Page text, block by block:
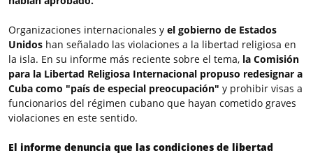
Organizaciones internacionales y el gobierno de Estados
Unidos han señalado las violaciones a la libertad religiosa en
la isla. En su informe más reciente sobre el tema, la Comisión
para la Libertad Religiosa Internacional propuso redesignar a
Cuba como "país de especial preocupación" y prohibir visas a
funcionarios del régimen cubano que hayan cometido graves
violaciones en este sentido.
El informe denuncia que las condiciones de libertad